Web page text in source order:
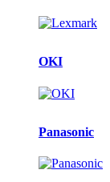
OKI
Panasonic